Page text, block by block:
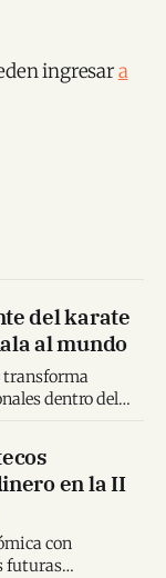
ingresara
del karate
al mundo
transforma
dentro del
en la II
con
futuras